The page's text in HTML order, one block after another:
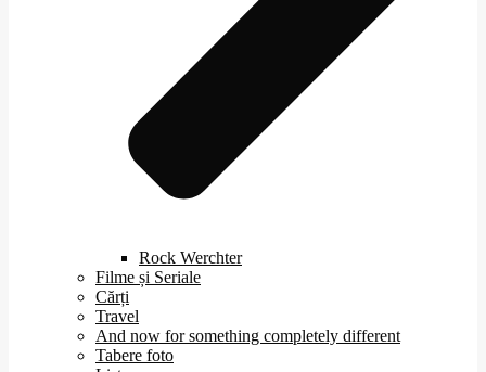
Rock Werchter
Filme și Seriale
Cărți
Travel
And now for something completely different
Tabere foto